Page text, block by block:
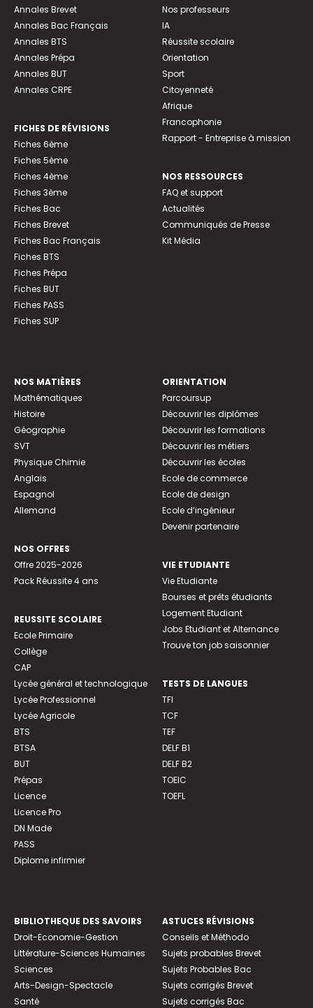
Annales Brevet
Annales Bac Français
Annales BTS
Annales Prépa
Annales BUT
Annales CRPE
FICHES DE RÉVISIONS
Fiches 6ème
Fiches 5ème
Fiches 4ème
Fiches 3ème
Fiches Bac
Fiches Brevet
Fiches Bac Français
Fiches BTS
Fiches Prépa
Fiches BUT
Fiches PASS
Fiches SUP
Nos professeurs
IA
Réussite scolaire
Orientation
Sport
Citoyenneté
Afrique
Francophonie
Rapport - Entreprise à mission
NOS RESSOURCES
FAQ et support
Actualités
Communiqués de Presse
Kit Média
NOS MATIÈRES
Mathématiques
Histoire
Géographie
SVT
Physique Chimie
Anglais
Espagnol
Allemand
NOS OFFRES
Offre 2025-2026
Pack Réussite 4 ans
REUSSITE SCOLAIRE
Ecole Primaire
Collège
CAP
Lycée général et technologique
Lycée Professionnel
Lycée Agricole
BTS
BTSA
BUT
Prépas
Licence
Licence Pro
DN Made
PASS
Diplome infirmier
ORIENTATION
Parcoursup
Découvrir les diplômes
Découvrir les formations
Découvrir les métiers
Découvrir les écoles
Ecole de commerce
Ecole de design
Ecole d’ingénieur
Devenir partenaire
VIE ETUDIANTE
Vie Etudiante
Bourses et prêts étudiants
Logement Etudiant
Jobs Etudiant et Alternance
Trouve ton job saisonnier
TESTS DE LANGUES
TFI
TCF
TEF
DELF B1
DELF B2
TOEIC
TOEFL
BIBLIOTHEQUE DES SAVOIRS
Droit-Economie-Gestion
Littérature-Sciences Humaines
Sciences
Arts-Design-Spectacle
Santé
ASTUCES RÉVISIONS
Conseils et Méthodo
Sujets probables Brevet
Sujets Probables Bac
Sujets corrigés Brevet
Sujets corrigés Bac